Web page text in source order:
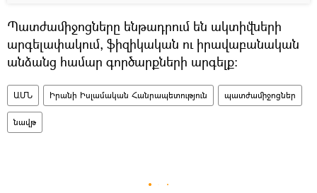
Պատժամիջոցները ենթադրում են ակտիվների
արգելափակում, ֆիզիկական ու իրավաբանական
անձանց համար գործարքների արգելք:
ԱՄՆ Իրանի Իսլամական Հանրապետություն պատժամիջոցներ
նավթ